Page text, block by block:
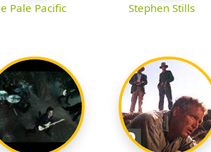
Pale Pacific Stephen Stills